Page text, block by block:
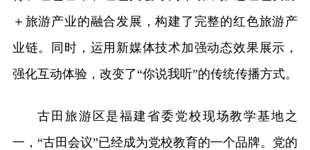
＋旅游产业的融合发展，构建了完整的红色旅游产
业链。同时，运用新媒体技术加强动态效果展示，
强化互动体验，改变了“你说我听”的传统传播方式。
古田旅游区是福建省委党校现场教学基地之
一，“古田会议”已经成为党校教育的一个品牌。党的